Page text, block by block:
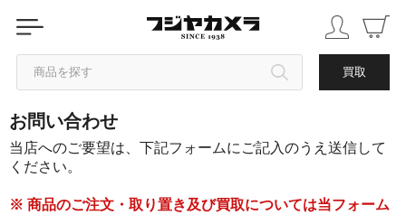
商品を探す 買取
カテゴリから探す
ブランドから探す
お問い合わせ
当店へのご要望は、下記フォームにご記入のうえ送信して
ください。
※ 商品のご注文・取り置き及び買取については当フォーム